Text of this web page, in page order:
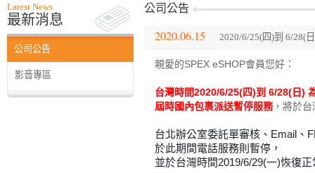
Latest News
最新消息
公司公告
影音專區
公司公告
2020.06.15 2020/6/25(四)到 6/28(
親愛的SPEX eSHOP會員您好：
台灣時間2020/6/25(四)到 6/28(日)
屆時國內包裹派送暫停服務 ，將於
台北辦公室委託單審核、Email、
於此期間電話服務則暫停，
並於台灣時間2019/6/29(一)恢復